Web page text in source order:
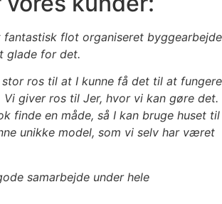
fantastisk flot organiseret byggearbejde
glade for det.
ros til at I kunne få det til at fungere
giver ros til Jer, hvor vi kan gøre det.
finde en måde, så I kan bruge huset til
unikke model, som vi selv har været
samarbejde under hele